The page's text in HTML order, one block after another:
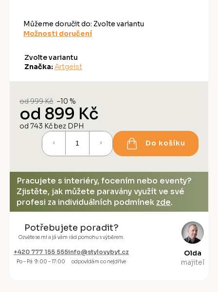
Můžeme doručit do: Zvolte variantu
Možnosti doručení
Zvolte variantu
Značka: Artgeist
od 999 Kč –10 %
od 899 Kč
od 743 Kčbez DPH
Do košíku
Pracujete s interiéry, focením nebo eventy?
Zjistěte, jak můžete paravány využít ve své
profesi za individuálních podmínek zde.
Potřebujete poradit?
Ozvěte se mi a já vám rád pomohu s výběrem.
+420 777 155 555
Po – Pá 9:00 – 17:00
info@stylovybyt.cz
odpovídám co nejdříve
Olda
majitel